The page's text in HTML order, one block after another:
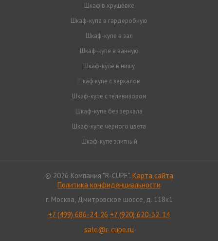
Шкаф в хрущёвке
Шкаф-купе в гардеробную
Шкаф-купе в зал
Шкаф-купе в ванную
Шкаф-купе в нишу
Шкаф купе с зеркалом
Шкаф-купе с телевизором
Шкаф-купе без зеркала
Шкаф-купе черного цвета
Шкаф-купе элитный
© 2026 Компания "R-CUPE". Карта сайта
Политика конфиденциальности
г. Москва, Дмитровское шоссе, д. 118к1
+7 (499) 686-24-26 +7 (920) 620-32-14
sale@r-cupe.ru